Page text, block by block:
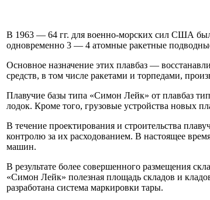
В 1963 — 64 гг. для военно-морских сил США
одновременно 3 — 4 атомные ракетные
Основное назначение этих плавбаз —
средств, в том числе ракетами и торпедами,
Плавучие базы типа «Симон Лейк» от плавбаз
лодок. Кроме того, грузовые устройства новых
В течение проектирования и строительства
контролю за их расходованием. В настоящее
машин.
В результате более совершенного размещения
«Симон Лейк» полезная площадь складов и
разработана система маркировки тары.